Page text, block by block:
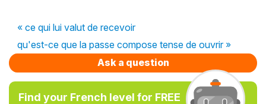
« ce qui lui valut de recevoir
qu'est-ce que la passe compose tense de ouvrir »
Ask a question
Find your French level for FREE